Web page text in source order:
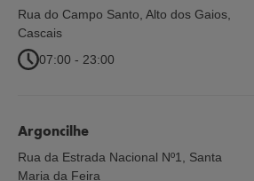
Rua do Campo Santo, Alto dos Gaios
Cascais
07:00 - 23:00
Argoncilhe
Rua da Estrada Nacional Nº1
Santa
Maria da Feira